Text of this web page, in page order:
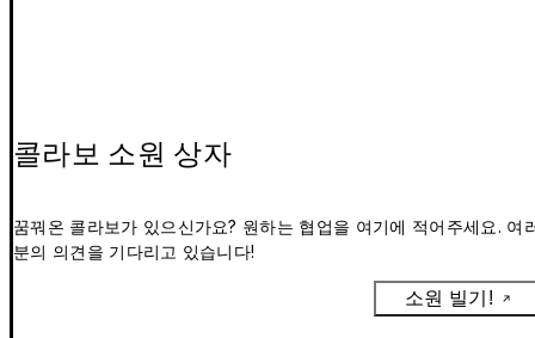
콜라보 소원 상자
꿈꿔온 콜라보가 있으신가요? 원하는 협업을 여기에 적어주세요. 여
분의 의견을 기다리고 있습니다!
소원 빌기!